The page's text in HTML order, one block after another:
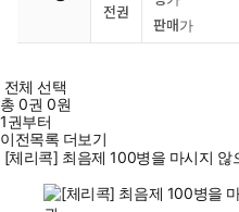
전권
판매가
전체 선택
총0권 0원
1권부터
이전목록 더보기
[체리콕] 최음제 100병을 마시지 않